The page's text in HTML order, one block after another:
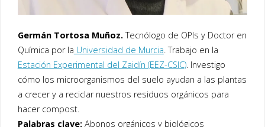
Germán Tortosa Muñoz.Tecnólogo de OPIs y Doctor en
Química por la Universidad de Murcia. Trabajo en la
Estación Experimental del Zaidín (EEZ-CSIC). Investigo
cómo los microorganismos del suelo ayudan a las plantas
a crecer y a reciclar nuestros residuos orgánicos para
hacer compost.
Palabras clave:Abonos orgánicos y biológicos